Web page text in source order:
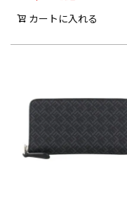
カートに入れる